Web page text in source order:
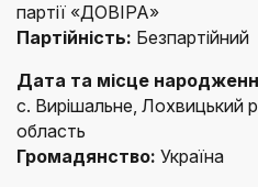
партії «ДОВІРА»
Партійність: Безпартійний
Дата та місце
с. Вирішальне, Лохвицький
область
Громадянство: Україна